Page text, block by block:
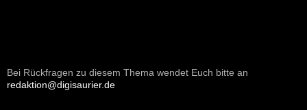
Bei Rückfragen zu diesem Thema wendet Euch bitte an
redaktion@digisaurier.de